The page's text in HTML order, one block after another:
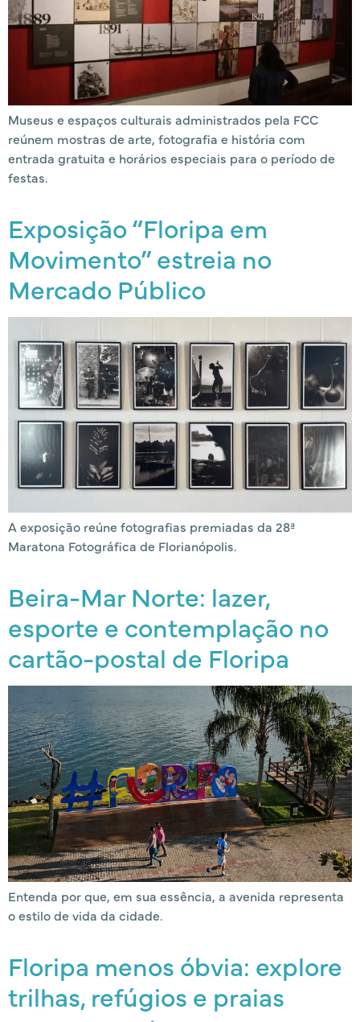
Museus e espaços culturais administrados pela FCC
reúnem mostras de arte, fotografia e história com
entrada gratuita e horários especiais para o período de
festas.
Exposição “Floripa em
Movimento” estreia no
Mercado Público
A exposição reúne fotografias premiadas da 28ª
Maratona Fotográfica de Florianópolis.
Beira-Mar Norte: lazer,
esporte e contemplação no
cartão-postal de Floripa
Entenda por que, em sua essência, a avenida representa
o estilo de vida da cidade.
Floripa menos óbvia: explore
trilhas, refúgios e praias